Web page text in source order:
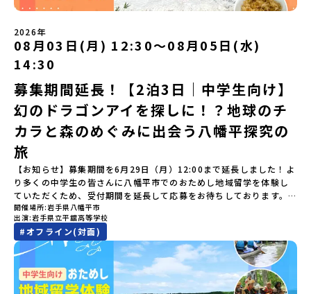
料・20日目-8日目：20％・7日目-2日目：30％・プログラム開始日
加またはプログラム開始後の解除：100％・催行中止について天候な
どの状況等によって開催を見合わせる可能性があります。その場合
は原則、開催日1週間前までにご連絡いたします。又、最少催行人数
に達しなかった場合は、開催日3週間前までに催行中止の旨をメール
にてご連絡いたします。・よくあるご質問その他、よくあるご質問
についてはこちらをご確認ください。運営団体について＜プログラ
ム主催：一般財団法人地域・教育魅力化プラットフォーム＞「意志
ある若者にあふれる持続可能な地域・社会をつくる」というビジョ
ンを掲げ、2017年3月に島根県に設立した教育事業団体です。日本
全国約200の高校と連携しながら、中学卒業後に地域の枠を越えて生
徒一人ひとりの夢や価値観に合った地域・学校で1〜3年間過ごすこ
とができるシステム「地域みらい留学」をはじめとした、教育事業
や地域活性モデルをつくり続けています。名 称：一般財団法人地
域・教育魅力化プラットフォーム設 立：2017年3月代表者：岩本
悠所在地：〒690-0842 島根県松江市東本町二丁目25-6 みらい
BASE2階 その他所在地公式HP：http://c-platform.or.jp/お問い
合わせ先担当：小川・小原E-mail：info@miratabi.jp「おためし
地域留学体験」のプログラム開催情報を公式LINEにて配信中！ぜひ
ご登録ください♪地域みらい留学公式LINE
つのステップをご活用ください。【STEP 1】全体オンライン説明会
（アーカイブ動画を公開中！）〜まずは「おためし地域留学」を知
りたい方へ〜日本全国20以上の地域から選んで参加できる「おため
し地域留学」の魅力を凝縮したアーカイブ動画をご覧いただけま
す。初めての一人旅への不安や、事務局のサポート体制、安全面に
る]YouTube：https://youtu.be/Yt8nd04aNgA?
si=e5erbspvwz5O8_uF【STEP 2】平取町プログラム説明会〜
「平取町」の内容を具体的に深掘りしたい方へ〜全体説明を聞いた
うえで、「平取町では具体的に何をするの？」「どんな町なの？」
という疑問にお答えする説明会です。平取町ならではの豊かな文化
や、2泊3日のプログラムの中身をたっぷりとお伝えします。日
時： 5月7日(木) 19：00〜19：40内 容： 平取町ってどんなとこ
ろ？、プログラム詳細解説、質疑応答お申し込み：https://c-
mirai.jp/events/002112どちらの説明会でも、お気軽にどうぞ！
「はじめての一人旅だけど大丈夫？」「どんな体験ができるの？」
そんな保護者様の不安や、中学生のみなさんの素朴な疑問にスタッ
フが直接お答えします。チャットでの質問も可能ですので、ぜひご
自宅からリラックスしてご参加ください。▼お申し込み前に必ずご
確認ください・参加規約への同意プログラムへの参加申し込みいた
だく前に、「お申し込みに関する各規約」への同意が必須となりま
す。ご確認ください。・抽選による参加者決定についてお申込みい
「大樹町の自然を満喫」 -先人の知恵と夢を体験「砂金堀」 -川
樹高校見学・寮見学」 -大樹高校の特徴を知る学校体験 -高校生
との対話「大樹町の魅力を体験①」 -大樹町ならではのランチ＆ス
イーツ（PM）「大樹町の魅力を体験②」 -大樹町宇宙交流センタ
ーSORA見学 -モデルロケットを飛ばしてみよう！「みんなで
BBQ」 -さらに仲間や地元の高校生、町の大人たちと交流＜3日目
＞（AM）「3日間の振り返りワーク」 -みんなで振り返り対話「牧
場の舞台裏。フィールドワーク」 -牧場見学・搾乳体験・動物と触
れ合おう「ランチ/お土産タイム」（PM） 14：00頃プログラム終
了-とかち帯広空港には15：00頃に到着予定です。※天候の状況や参
加人数によってプログラムを変更する場合がございます。参加概要
【開催場所】北海道大樹町（たいきちょう）【実施日程】7月28日
(火)〜 7月30日(木)※参加が確定した方には6月19日(金) 18：30～
20：00に「参加者向け事前オンライン研修」をご案内する予定で
す。必ず参加をお願いします。【集合場所・時間】7月28日(火)
13：00 とかち帯広空港※13：00までにとかち帯広空港に到着する
便で手配ください。【解散場所・時間】7月30日(木) 15：00頃 とか
ち帯広空港※16：00以降にとかち帯広空港を出発する便で手配くだ
さい。【対象】中学2年生、中学3年生【宿泊先】大樹町ワーキング
ステイ住宅※1室に複数(同性2～4名程度)で宿泊いただく予定です。
【旅行代金】無料※旅行代金に含まれる費用のうち、以下の内容が
150軒のお屋敷のほとんどに、今も人が住んでいます。400年前の武
士が歩いた道を、自分の足で歩く。まるで、まち全体がタイムカプ
セル。真っ青な海へダイブ！目の前に広がる八代海（やつしろか
い）は穏やかなリアス式海岸。海に沈む夕日は一生に一度は見てお
きたい景色です。出水工業高校は、「建築科」と「機械電気科」の2
つの学科。金属加工、電気工作、建物のデザインにチャレンジでき
る環境。「高校生ものづくりコンテスト」の木材加工部門で九州大
会2位に輝くなど、先輩たちの実力はホンモノ！この旅では自分の手
でモノをつくる時間を体験。金属を削ったり、電気を組んだり、木
で形をつくったり。プロの機械にさわれる高校で&quot;自分の手
&quot;でモノづくりにチャレンジ。夜には自分だけの「竹灯籠（た
けとうろう）」を作って灯りをともします。真っ青な海に思いっき
りダイブしたり、全国から集まった仲間や地元の高校生、地域の方
たちとワイワイBBQや夕ごはんづくりは一生の思い出になるはず！
ちょっとドキドキするけど、楽しい！に出会う3日間。熱気あふれる
出水市の冒険に飛び込んでみませんか？体験のおすすめポイント体
験プログラム内容（予定）＜1日目＞（PM）「オリエンテーショ
ン・自己紹介ワーク」「みんなで海遊び！」 -心をほぐして、出水
に飛び込む！海を満喫しよう！「みんなで夕食」「1日目の振り返り
会」＜2日目＞（AM）「出水工業高校のオープンスクールに参
加」 -高校見学 -授業体験（PM）「学校のことを深く知る・もの
づくりにチャレンジ！」 -各学科を実際に体験する -ものづくり
2026年
08月03日(月) 12:30〜08月05日(水)
14:30
募集期間延長！【2泊3日｜中学生向け】
幻のドラゴンアイを探しに！？地球のチ
カラと森のめぐみに出会う八幡平探究の
旅
【お知らせ】募集期間を6月29日（月）12:00まで延長しました！よ
り多くの中学生の皆さんに八幡平市でのおためし地域留学を体験し
ていただくため、受付期間を延長して応募をお待ちしております。
「申し込みのタイミングを逃してしまった」という方も、この機会
にぜひ一歩踏み出してみませんか？※都合により締め切りを早める
場合がございます。お早目にご応募ください！＜体験費・宿泊費が
無料＞緑があふれる大自然の町へ！世界でここでしかできない「自
然×アートの融合体験」や「自然クラフト」を楽しんでみません
か？「大自然や文化体験が好き！興味がある！」「その地域にしか
ない郷土料理を味わってみたい！」「地元以外の暮らしや文化が気
開催場所 岩手県八幡平市
出演 岩手県立平舘高等学校
#オフライン(対面)